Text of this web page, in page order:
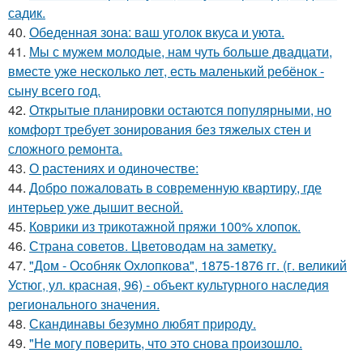
садик.
40. Обеденная зона: ваш уголок вкуса и уюта.
41. Мы с мужем молодые, нам чуть больше двадцати,
вместе уже несколько лет, есть маленький ребёнок -
сыну всего год.
42. Открытые планировки остаются популярными, но
комфорт требует зонирования без тяжелых стен и
сложного ремонта.
43. О растениях и одиночестве:
44. Добро пожаловать в современную квартиру, где
интерьер уже дышит весной.
45. Коврики из трикотажной пряжи 100% хлопок.
46. Страна советов. Цветоводам на заметку.
47. "Дом - Особняк Охлопкова", 1875-1876 гг. (г. великий
Устюг, ул. красная, 96) - объект культурного наследия
регионального значения.
48. Скандинавы безумно любят природу.
49. "Не могу поверить, что это снова произошло.